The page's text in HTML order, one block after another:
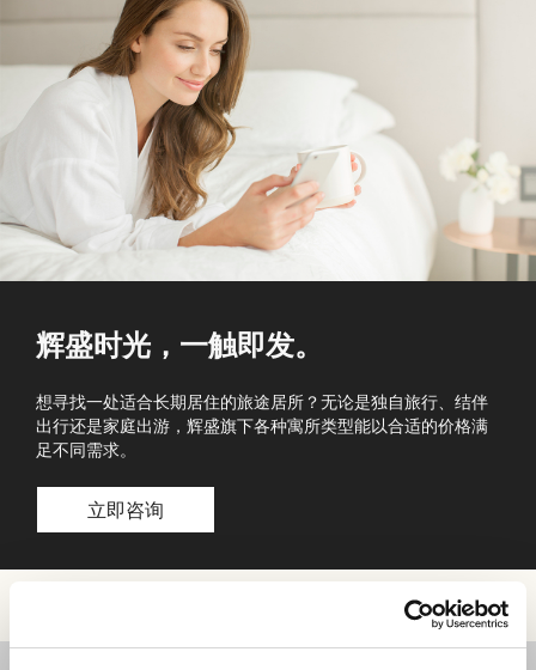
辉盛时光，一触即发。
想寻找一处适合长期居住的旅途居所？无论是独自旅行、结伴
出行还是家庭出游，辉盛旗下各种寓所类型能以合适的价格满
足不同需求。
立即咨询